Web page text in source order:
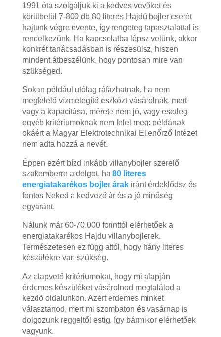
1991 óta szolgáljuk ki a kedves vevőket és
körülbelül 7-800 db 80 literes Hajdú bojler cserét
hajtunk végre évente, így rengeteg tapasztalattal is
rendelkezünk. Ha kapcsolatba lépsz velünk, akkor
konkrét tanácsadásban is részesülsz, hiszen
mindent átbeszélünk, hogy pontosan mire van
szükséged.
Sokan például utólag ráfázhatnak, ha nem
megfelelő vízmelegítő eszközt vásárolnak, mert
vagy a kapacitása, mérete nem jó, vagy esetleg
egyéb kritériumoknak nem felel meg: példának
okáért a Magyar Elektrotechnikai Ellenőrző Intézet
nem adta hozzá a nevét.
Éppen ezért bízd inkább villanybojler szerelő
szakemberre a dolgot, ha 80 literes
energiatakarékos bojler árakiránt érdeklődsz és
fontos Neked a kedvező ár és a jó minőség
egyaránt.
Nálunk már 60-70.000 forinttól elérhetőek a
energiatakarékos Hajdu villanybojlerek.
Természetesen ez függ attól, hogy hány literes
készülékre van szükség.
Az alapvető kritériumokat, hogy mi alapján
érdemes készüléket vásárolnod megtalálod a
kezdő oldalunkon. Azért érdemes minket
választanod, mert mi szombaton és vasárnap is
dolgozunk reggeltől estig, így bármikor elérhetőek
vagyunk.